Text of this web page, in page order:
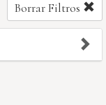
Borrar Filtros